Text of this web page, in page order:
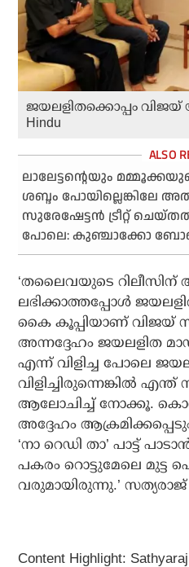
ജയലളിതക്കൊപ്പം വിജയ്
Hindu
ലാലേട്ടന്റെയും
ശബ്ദം പോയില്ലെങ്കിലേ
സുരേഷേട്ടന്‍ ട്രീറ്റ്
പോലെ: കുഞ്ചാക്കോ
‘തലൈവയുടെ റിലീസിന്
ലഭിക്കാത്തപ്പോള്‍
കൈ കൂപ്പിയാണ് വിജയ്
അന്നദ്ദേഹം ജയലളിത
എന്ന് വിളിച്ച പോലെ
വിളിച്ചിരുന്നെങ്കില്‍
ആലോചിച്ച് നോക്കൂ.
അദ്ദേഹം
‘നാ റെഡി താ’ പാട്ട്
പകരം റൊട്ടുമേലെ മുട്ട
വരുമായിരുന്നു.’ സത്യരാജ്
Content Highlight: